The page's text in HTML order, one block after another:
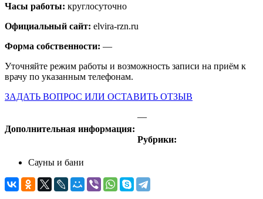
Часы работы: круглосуточно
Официальный сайт: elvira-rzn.ru
Форма собственности: —
Уточняйте режим работы и возможность записи на приём к
врачу по указанным телефонам.
ЗАДАТЬ ВОПРОС ИЛИ ОСТАВИТЬ ОТЗЫВ
Дополнительная информация:
—
Рубрики:
Сауны и бани